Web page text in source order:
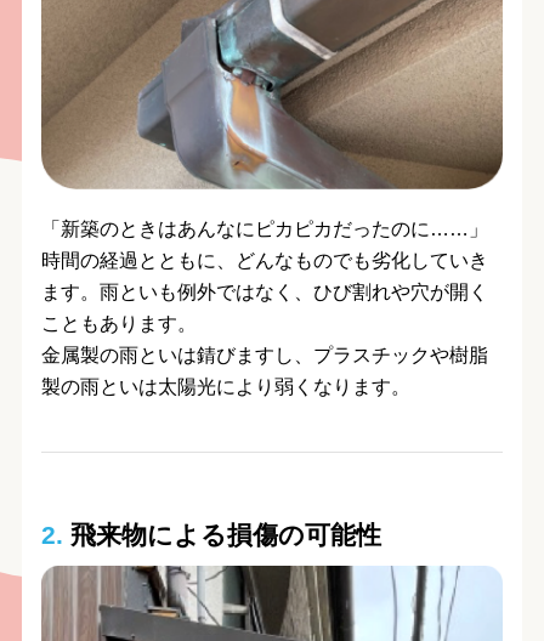
「新築のときはあんなにピカピカだったのに……」
時間の経過とともに、どんなものでも劣化していき
ます。雨といも例外ではなく、ひび割れや穴が開く
こともあります。
金属製の雨といは錆びますし、プラスチックや樹脂
製の雨といは太陽光により弱くなります。
2. 飛来物による損傷の可能性